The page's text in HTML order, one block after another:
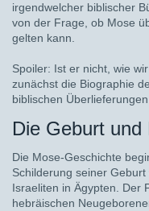
irgendwelcher biblischer
von der Frage, ob Mose
gelten kann.
Spoiler: Ist er nicht, wie
zunächst die Biographie
biblischen
Die Geburt und
Die Mose-Geschichte
Schilderung seiner
Israeliten in Ägypten. Der
hebräischen